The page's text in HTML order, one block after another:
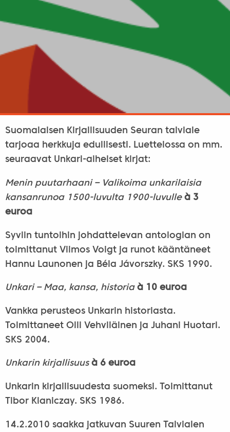
Suomalaisen Kirjallisuuden Seuran talviale
tarjoaa herkkuja edullisesti. Luettelossa on mm.
seuraavat Unkari-aiheiset kirjat:
Menin puutarhaani – Valikoima unkarilaisia
kansanrunoa 1500-luvulta 1900-luvulle à 3
euroa
Syviin tuntoihin johdattelevan antologian on
toimittanut Vilmos Voigt ja runot kääntäneet
Hannu Launonen ja Béla Jávorszky. SKS 1990.
Unkari – Maa, kansa, historia à 10 euroa
Vankka perusteos Unkarin historiasta.
Toimittaneet Olli Vehviläinen ja Juhani Huotari.
SKS 2004.
Unkarin kirjallisuus à 6 euroa
Unkarin kirjallisuudesta suomeksi. Toimittanut
Tibor Klaniczay. SKS 1986.
14.2.2010 saakka jatkuvan Suuren Talvialen